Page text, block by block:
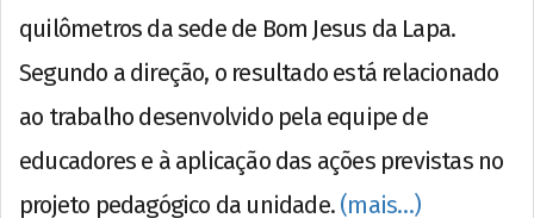
quilômetros da sede de Bom Jesus da Lapa.
Segundo a direção, o resultado está relacionado
ao trabalho desenvolvido pela equipe de
educadores e à aplicação das ações previstas no
projeto pedagógico da unidade. (mais…)